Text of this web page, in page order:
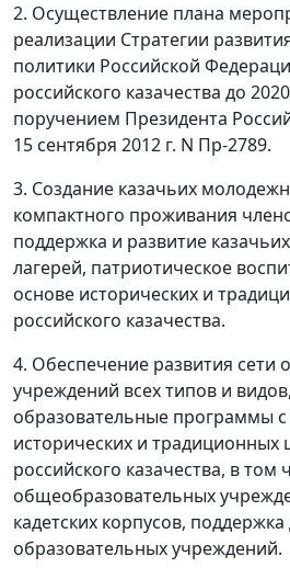
2. Осуществление плана
реализации Стратегии
политики Российской
российского казачества до
поручением Президента
15 сентября 2012 г. N Пр-2789.
3. Создание казачьих
компактного проживания
поддержка и развитие
лагерей, патриотическое
основе исторических и
российского казачества.
4. Обеспечение развития сети
учреждений всех типов и
образовательные программы
исторических и традиционных
российского казачества, в том
общеобразовательных
кадетских корпусов,
образовательных учреждений.